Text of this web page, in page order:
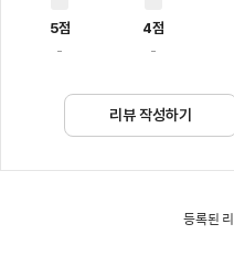
5점
-
4점
-
리뷰 작성하기
등록된